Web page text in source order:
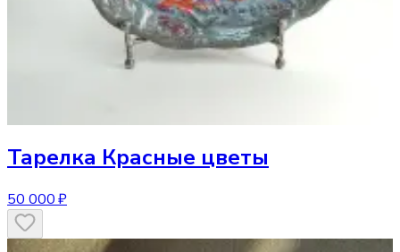
Тарелка Красные цветы
50 000 ₽